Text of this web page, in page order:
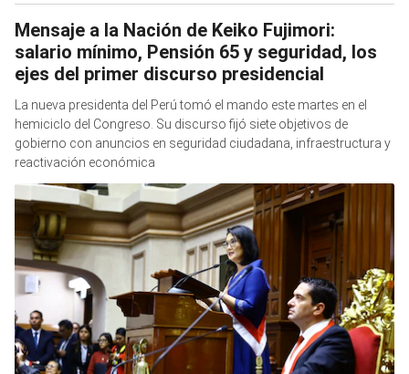
Mensaje a la Nación de Keiko Fujimori:
salario mínimo, Pensión 65 y seguridad, los
ejes del primer discurso presidencial
La nueva presidenta del Perú tomó el mando este martes en el
hemiciclo del Congreso. Su discurso fijó siete objetivos de
gobierno con anuncios en seguridad ciudadana, infraestructura y
reactivación económica